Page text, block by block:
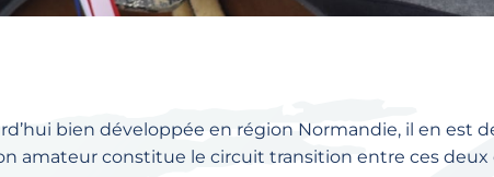
bien développée en région Normandie, il en est
amateur constitue le circuit transition entre ces deux